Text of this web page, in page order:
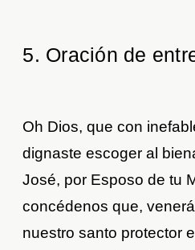
5. Oración de
Oh Dios, que con
dignaste escoger al
José, por Esposo de tu
concédenos que,
nuestro santo protector